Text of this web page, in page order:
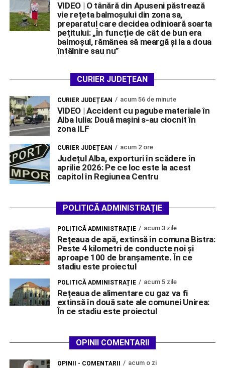
VIDEO | O tânără din Apuseni păstrează
vie rețeta balmoșului din zona sa,
preparatul care decidea odinioară soarta
pețitului: „În funcție de cât de bun era
balmoșul, rămânea să meargă și la a doua
întâlnire sau nu”
CURIER JUDEȚEAN
CURIER JUDEȚEAN acum 56 de minute
VIDEO | Accident cu pagube materiale în
Alba Iulia: Două mașini s-au ciocnit în
zona ILF
CURIER JUDEȚEAN acum 2 ore
Județul Alba, exporturi în scădere în
aprilie 2026: Pe ce loc este la acest
capitol în Regiunea Centru
POLITICĂ ADMINISTRAȚIE
POLITICĂ ADMINISTRAȚIE acum 3 zile
Rețeaua de apă, extinsă în comuna Bistra:
Peste 4 kilometri de conducte noi și
aproape 100 de branșamente. În ce
stadiu este proiectul
POLITICĂ ADMINISTRAȚIE acum 5 zile
Rețeaua de alimentare cu gaz va fi
extinsă în două sate ale comunei Unirea:
În ce stadiu este proiectul
OPINII COMENTARII
OPINII - COMENTARII acum o zi